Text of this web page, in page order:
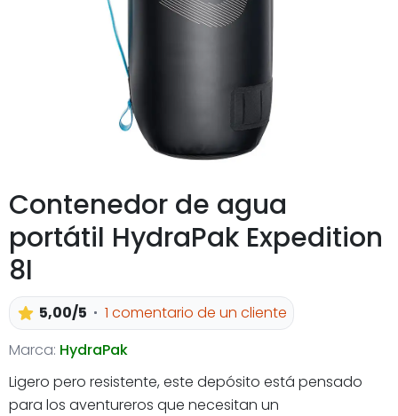
Contenedor de agua
portátil HydraPak Expedition
8l
5,00/5
1 comentario de un cliente
Marca: HydraPak
Ligero pero resistente, este depósito está pensado
para los aventureros que necesitan un